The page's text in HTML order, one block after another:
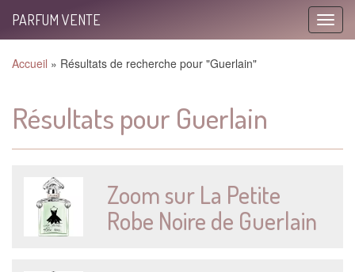
Toggle
PARFUM VENTE
Accueil » Résultats de recherche pour "Guerlain"
Résultats pour Guerlain
Zoom sur La Petite
Robe Noire de Guerlain